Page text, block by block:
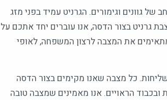
של גוונים וגימורים. הגרניט עמיד בפני מזג
גרניט בצור הדסה, אנו עוברים יחד אתכם על
את המצבה לרצון המשפחה, לאופי
כל מצבה שאנו מקימים בצור הדסה
ובכבוד הראויים. אנו מאמינים שמצבה טובה